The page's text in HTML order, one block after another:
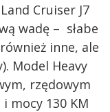
Cruiser J7
wadę – słabe
inne, ale
Model Heavy
rzędowym
mocy 130 KM